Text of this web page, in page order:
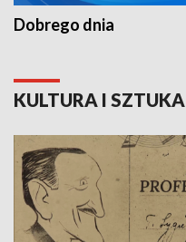
Dobrego dnia
KULTURA I SZTUKA